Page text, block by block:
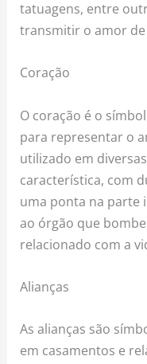
tatuagens, entre
transmitir o amor
Coração
O coração é o
para representar o
utilizado em
característica, com
uma ponta na parte
ao órgão que
relacionado com a
Alianças
As alianças são
em casamentos e